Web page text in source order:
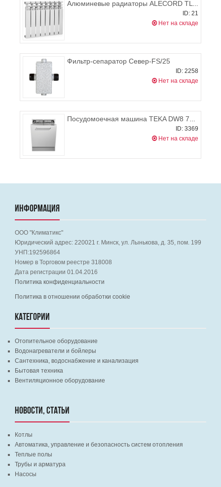
Алюминевые радиаторы ALECORD TL 500/96 (10 секций)
ID: 21
Нет на складе
Фильтр-сепаратор Север-FS/25
ID: 2258
Нет на складе
Посудомоечная машина TEKA DW8 70 FI
ID: 3369
Нет на складе
ИНФОРМАЦИЯ
ООО "Климатикс"
Юридический адрес: 220021 г. Минск, ул. Лынькова, д. 35, пом. 199
УНП:192596864
Номер в Торговом реестре 318008
Дата регистрации 01.04.2016
Политика конфиденциальности
Политика в отношении обработки cookie
КАТЕГОРИИ
Отопительное оборудование
Водонагреватели и бойлеры
Сантехника, водоснабжение и канализация
Бытовая техника
Вентиляционное оборудование
НОВОСТИ, СТАТЬИ
Котлы
Автоматика, управление и безопасность систем отопления
Теплые полы
Трубы и арматура
Насосы